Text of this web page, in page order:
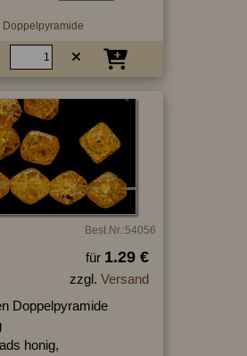
Doppelpyramide
Best.Nr.:54056
für 1.29 €
zzgl. Versand
Doppelpyramide
honig,